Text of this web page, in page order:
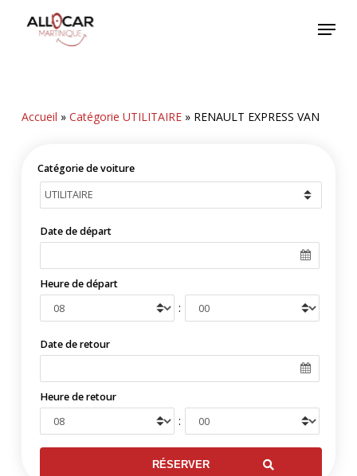
Menu
Accueil » Catégorie UTILITAIRE» RENAULT EXPRESS VAN
Catégorie de voiture
Date de départ
Heure de départ
:
Date de retour
Heure de retour
: